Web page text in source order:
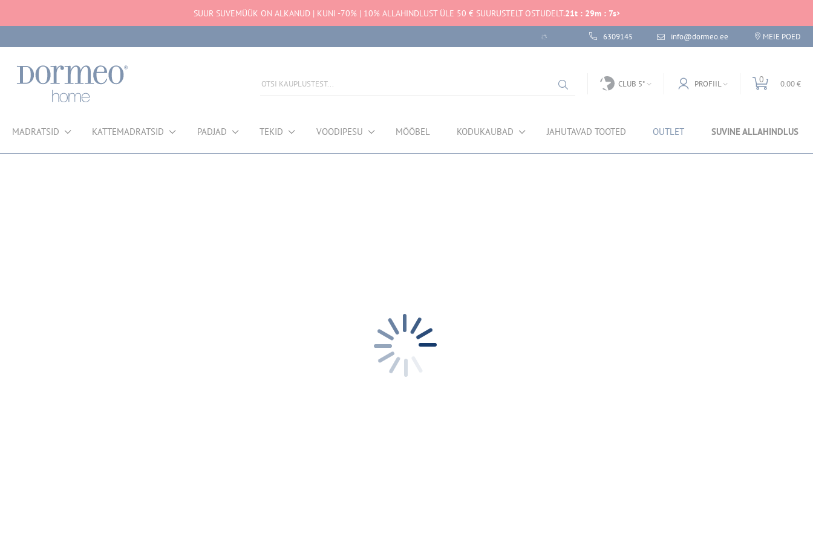
SUUR SUVEMÜÜK ON ALKANUD | KUNI -70% | 10% ALLAHINDLUST ÜLE 50 € SUURUSTELT OSTUDELT.21t : 29m : 7s
6309145 info@dormeo.ee MEIE POED
CLUB 5* PROFIIL 0 0.00 €
MADRATSID KATTEMADRATSID PADJAD TEKID VOODIPESU MÖÖBEL KODUKAUBAD JAHUTAVAD TOOTED OUTLET SUVINE ALLAHINDLUS